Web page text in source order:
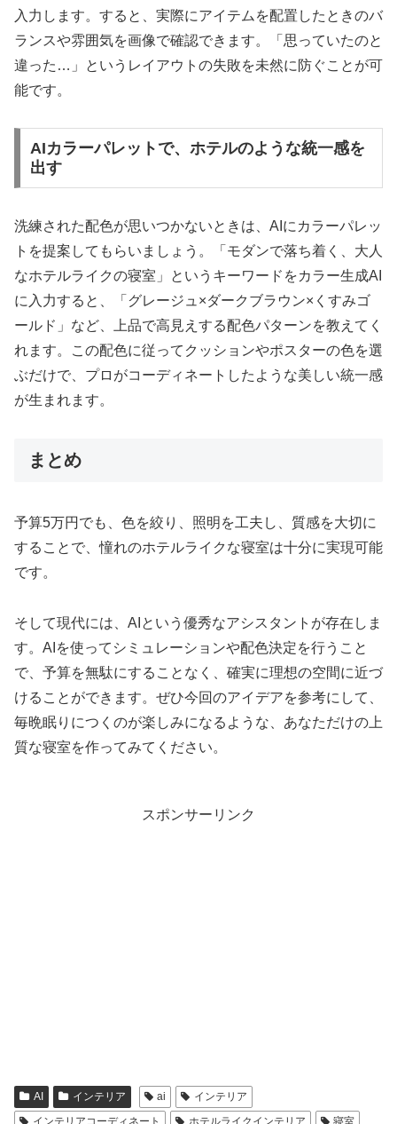
入力します。すると、実際にアイテムを配置したときのバ
ランスや雰囲気を画像で確認できます。「思っていたのと
違った…」というレイアウトの失敗を未然に防ぐことが可
能です。
AIカラーパレットで、ホテルのような統一感を
出す
洗練された配色が思いつかないときは、AIにカラーパレッ
トを提案してもらいましょう。「モダンで落ち着く、大人
なホテルライクの寝室」というキーワードをカラー生成AI
に入力すると、「グレージュ×ダークブラウン×くすみゴ
ールド」など、上品で高見えする配色パターンを教えてく
れます。この配色に従ってクッションやポスターの色を選
ぶだけで、プロがコーディネートしたような美しい統一感
が生まれます。
まとめ
予算5万円でも、色を絞り、照明を工夫し、質感を大切に
することで、憧れのホテルライクな寝室は十分に実現可能
です。
そして現代には、AIという優秀なアシスタントが存在しま
す。AIを使ってシミュレーションや配色決定を行うこと
で、予算を無駄にすることなく、確実に理想の空間に近づ
けることができます。ぜひ今回のアイデアを参考にして、
毎晩眠りにつくのが楽しみになるような、あなただけの上
質な寝室を作ってみてください。
スポンサーリンク
AI インテリア ai
インテリア
インテリアコーディネート
ホテルライクインテリア 寝室